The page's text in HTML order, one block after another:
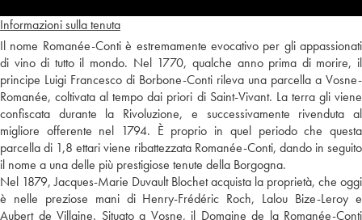
Informazioni sulla tenuta
Il nome Romanée-Conti è estremamente evocativo per gli appassionati
di vino di tutto il mondo. Nel 1770, qualche anno prima di morire, il
principe Luigi Francesco di Borbone-Conti rileva una parcella a Vosne-
Romanée, coltivata al tempo dai priori di Saint-Vivant. La terra gli viene
confiscata durante la Rivoluzione, e successivamente rivenduta al
migliore offerente nel 1794. È proprio in quel periodo che questa
parcella di 1,8 ettari viene ribattezzata Romanée-Conti, dando in seguito
il nome a una delle più prestigiose tenute della Borgogna.
Nel 1879, Jacques-Marie Duvault Blochet acquista la proprietà, che oggi
è nelle preziose mani di Henry-Frédéric Roch, Lalou Bize-Leroy e
Aubert de Villaine. Situato a Vosne, il Domaine de la Romanée-Conti